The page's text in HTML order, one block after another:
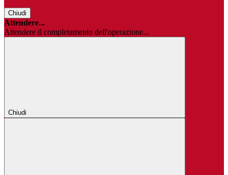
Chiudi
Attendere...
Attendere il completamento dell'operazione...
Chiudi